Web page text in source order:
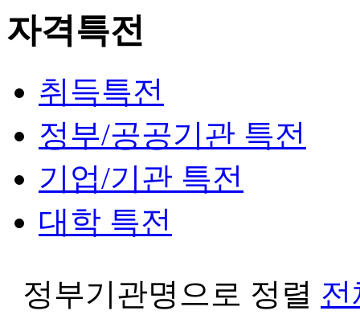
자격특전
취득특전
정부/공공기관 특전
기업/기관 특전
대학 특전
정부기관명으로 정렬 전